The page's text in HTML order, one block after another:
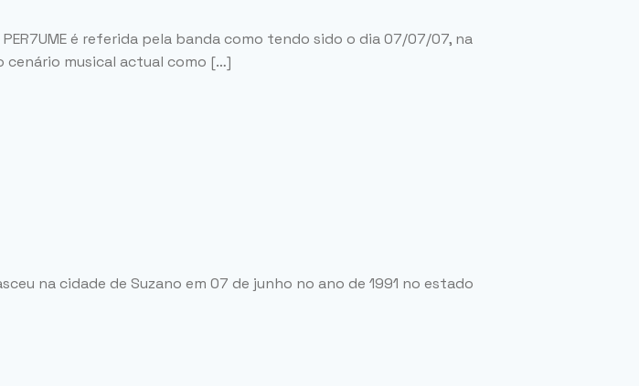
é referida pela banda como tendo sido o dia 07/07/07, na
cenário musical actual como […]
na cidade de Suzano em 07 de junho no ano de 1991 no estado